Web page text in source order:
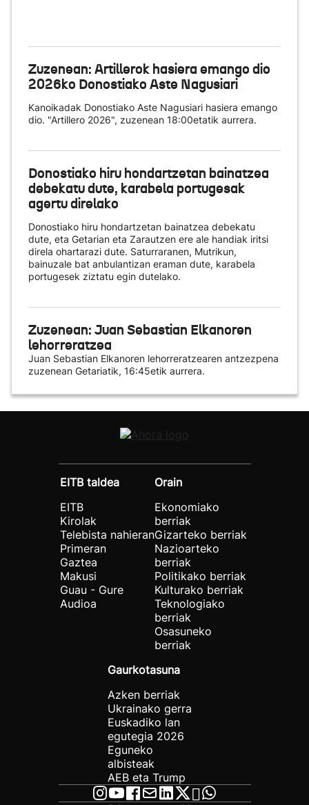
Zuzenean: Artillerok hasiera emango dio
2026ko Donostiako Aste Nagusiari
Kanoikadak Donostiako Aste Nagusiari hasiera emango
dio. "Artillero 2026", zuzenean 18:00etatik aurrera.
Donostiako hiru hondartzetan bainatzea
debekatu dute, karabela portugesak
agertu direlako
Donostiako hiru hondartzetan bainatzea debekatu
dute, eta Getarian eta Zarautzen ere ale handiak iritsi
direla ohartarazi dute. Saturraranen, Mutrikun,
bainuzale bat anbulantizan eraman dute, karabela
portugesek ziztatu egin dutelako.
Zuzenean: Juan Sebastian Elkanoren
lehorreratzea
Juan Sebastian Elkanoren lehorreratzearen antzezpena
zuzenean Getariatik, 16:45etik aurrera.
EITB taldea
EITB
Kirolak
Telebista nahieran
Primeran
Gaztea
Makusi
Guau - Gure
Audioa
Orain
Ekonomiako
berriak
Gizarteko berriak
Nazioarteko
berriak
Politikako berriak
Kulturako berriak
Teknologiako
berriak
Osasuneko
berriak
Gaurkotasuna
Azken berriak
Ukrainako gerra
Euskadiko lan
egutegia 2026
Eguneko
albisteak
AEB eta Trump